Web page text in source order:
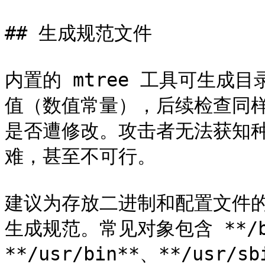
## 生成规范文件
内置的 mtree 工具可生成目
值（数值常量），后续检查同
是否遭修改。攻击者无法获知
难，甚至不可行。
建议为存放二进制和配置文件
生成规范。常见对象包含
**/usr/bin**、**/usr/